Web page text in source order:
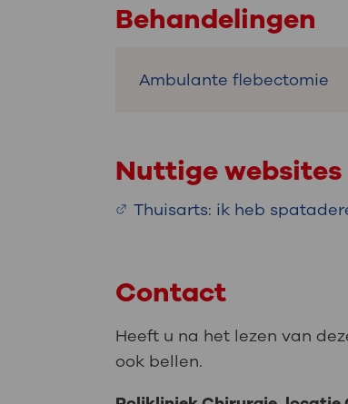
Behandelingen
Ambulante flebectomie
Nuttige websites
Thuisarts: ik heb
Contact
Heeft u na het lezen van
ook bellen.